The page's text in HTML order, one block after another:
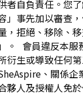
者自負責任。您
」事先加以審查
，拒絕、移除、
。 會員違反本服
衍生或導致任何
、關係企
夥人及授權人免於